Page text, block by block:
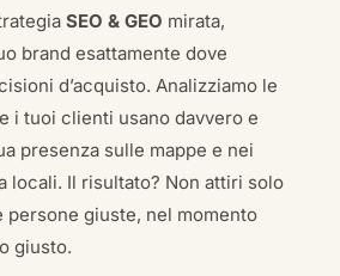
SEO & GEO mirata,
brand esattamente dove
d’acquisto. Analizziamo le
i tuoi clienti usano davvero e
presenza sulle mappe e nei
locali. Il risultato? Non attiri solo
persone giuste, nel momento
giusto.